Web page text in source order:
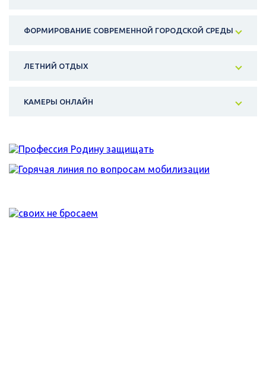
ФОРМИРОВАНИЕ СОВРЕМЕННОЙ ГОРОДСКОЙ СРЕДЫ
ЛЕТНИЙ ОТДЫХ
КАМЕРЫ ОНЛАЙН